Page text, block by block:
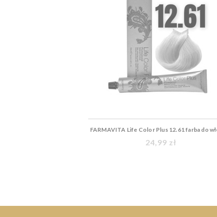
FARMAVITA Life Color Plus 12.61 farba do
24,99 zł